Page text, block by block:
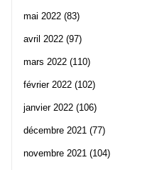
mai 2022 (83)
avril 2022 (97)
mars 2022 (110)
février 2022 (102)
janvier 2022 (106)
décembre 2021 (77)
novembre 2021 (104)